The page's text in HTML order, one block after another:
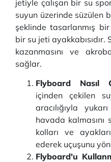
jetiyle çalışan bir su
suyun üzerinde süzülen
şeklinde tasarlanmış
bir su jeti ayakkabısıdır.
kazanmasını ve
sağlar.
Flyboard Nasıl
içinden çekilen
aracılığıyla
havada kalmasını
kolları ve
ederek uçuşunu
Flyboard'u